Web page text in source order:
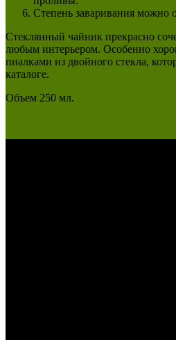
Степень заваривания можно
Стеклянный чайник прекрасно
любым интерьером. Особенно
пиалками из двойного стекла,
каталоге.
Объем 250 мл.